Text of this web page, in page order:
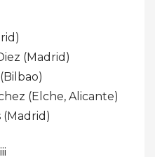
(Madrid)
(Elche, Alicante)
(Madrid)